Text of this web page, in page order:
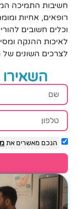
חשיבות התמיכה
רופאים, אחיות
וכלים חשובים
לאיכות ההנקה
לצרכים השונים של
הנכם מאשרים את